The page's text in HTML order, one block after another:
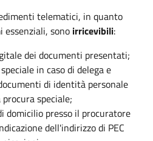
telematici, in quanto
sono irricevibili:
dei documenti presentati;
in caso di delega e
di identità personale
speciale;
domicilio presso il procuratore
dell'indirizzo di PEC